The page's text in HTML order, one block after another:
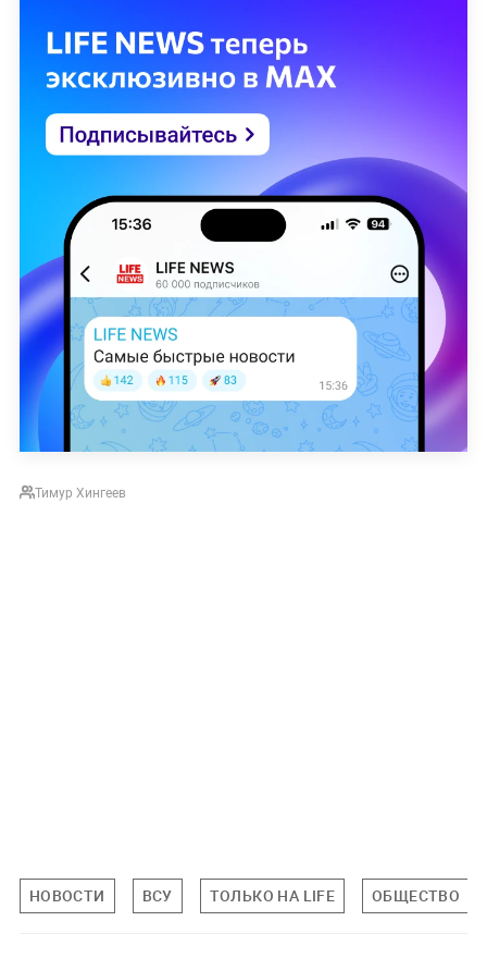
Тимур Хингеев
НОВОСТИ ВСУ ТОЛЬКО НА LIFE ОБЩЕСТВО